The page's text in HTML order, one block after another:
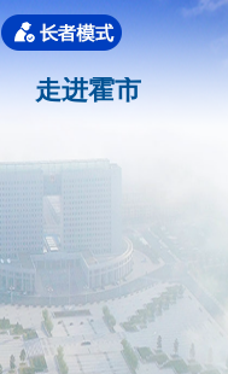
走进霍市